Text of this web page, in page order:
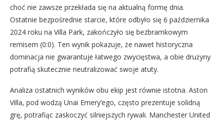
choć nie zawsze przekłada się na aktualną formę dnia.
Ostatnie bezpośrednie starcie, które odbyło się 6 października
2024 roku na Villa Park, zakończyło się bezbramkowym
remisem (0:0). Ten wynik pokazuje, że nawet historyczna
dominacja nie gwarantuje łatwego zwycięstwa, a obie drużyny
potrafią skutecznie neutralizować swoje atuty.
Analiza ostatnich wyników obu ekip jest równie istotna. Aston
Villa, pod wodzą Unai Emery’ego, często prezentuje solidną
grę, potrafiąc zaskoczyć silniejszych rywali. Manchester United